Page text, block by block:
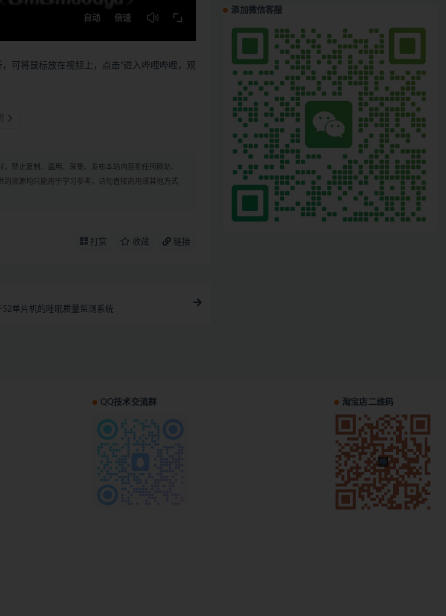
可将鼠标放在视频上，点击“进入哔哩哔哩，观
禁止复制、盗用、采集、发布本站内容到任何网站、
资源均只能用于学习参考，请勿直接商用或其他方式
打赏 收藏 链接
52单片机的睡眠质量监测系统
添加微信客服
QQ技术交流群 淘宝店二维码